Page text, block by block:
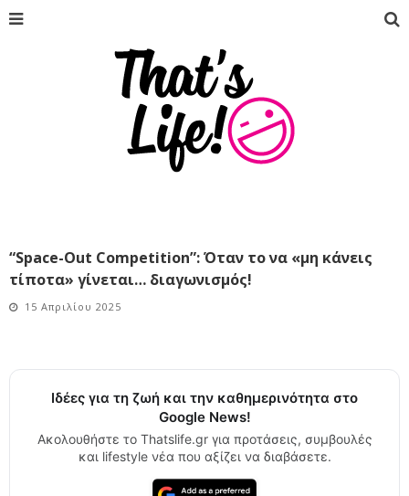
“Space-Out Competition”: Όταν το να «μη κάνεις
τίποτα» γίνεται… διαγωνισμός!
15 Απριλίου 2025
Ιδέες για τη ζωή και την καθημερινότητα στο
Google News!
Ακολουθήστε το Thatslife.gr για προτάσεις, συμβουλές
και lifestyle νέα που αξίζει να διαβάσετε.